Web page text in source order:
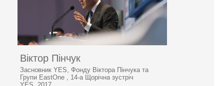
Віктор Пінчук
Засновник YES, Фонду Віктора Пінчука та
Групи EastOne , 14-а Щорічна зустріч